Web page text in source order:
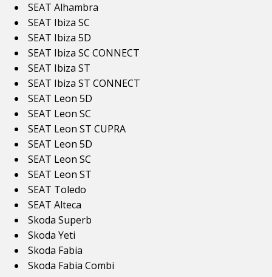
SEAT Alhambra
SEAT Ibiza SC
SEAT Ibiza 5D
SEAT Ibiza SC CONNECT
SEAT Ibiza ST
SEAT Ibiza ST CONNECT
SEAT Leon 5D
SEAT Leon SC
SEAT Leon ST CUPRA
SEAT Leon 5D
SEAT Leon SC
SEAT Leon ST
SEAT Toledo
SEAT Alteca
Skoda Superb
Skoda Yeti
Skoda Fabia
Skoda Fabia Combi